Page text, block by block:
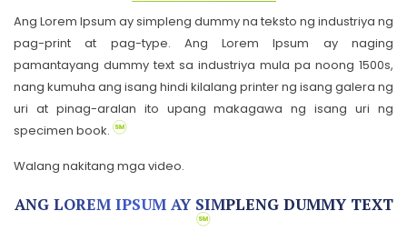
Ang Lorem Ipsum ay simpleng dummy na teksto ng industriya ng
pag-print at pag-type. Ang Lorem Ipsum ay naging
pamantayang dummy text sa industriya mula pa noong 1500s,
nang kumuha ang isang hindi kilalang printer ng isang galera ng
uri at pinag-aralan ito upang makagawa ng isang uri ng
specimen book.
Walang nakitang mga video.
ANG LOREM IPSUM AY SIMPLENG DUMMY TEXT